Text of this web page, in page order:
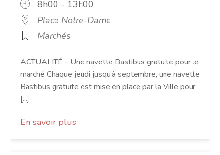
8h00 - 13h00
Place Notre-Dame
Marchés
ACTUALITÉ - Une navette Bastibus gratuite pour le
marché Chaque jeudi jusqu’à septembre, une navette
Bastibus gratuite est mise en place par la Ville pour
[...]
En savoir plus